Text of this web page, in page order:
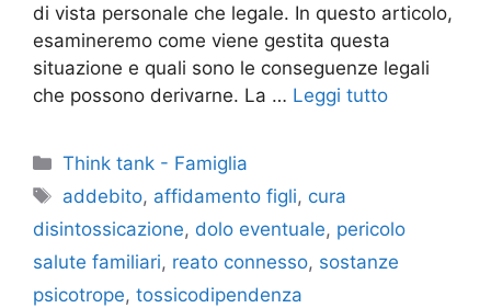
di vista personale che legale. In questo articolo,
esamineremo come viene gestita questa
situazione e quali sono le conseguenze legali
che possono derivarne. La … Leggi tutto
Categorie
Think tank - Famiglia
Tag
addebito, affidamento figli, cura
disintossicazione, dolo eventuale, pericolo
salute familiari, reato connesso, sostanze
psicotrope, tossicodipendenza